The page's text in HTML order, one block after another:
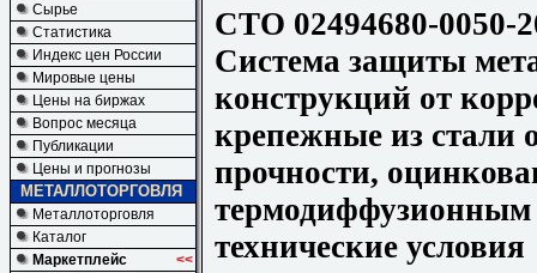
Сырье
Статистика
Индекс цен России
Мировые цены
Цены на биржах
Вопрос месяца
Публикации
Цены и прогнозы
МЕТАЛЛОТОРГОВЛЯ
Металлоторговля
Каталог
Маркетплейс
<<
СТО 02494680-0050-
Система защиты
конструкций от
крепежные из стали
прочности,
технические условия